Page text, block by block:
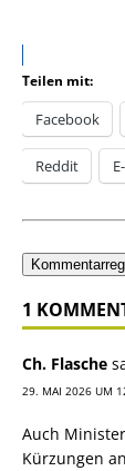
Teilen mit:
Facebook
Reddit
1
Ch. Flasche
29. MAI 2026 UM
Auch
Kürzungen